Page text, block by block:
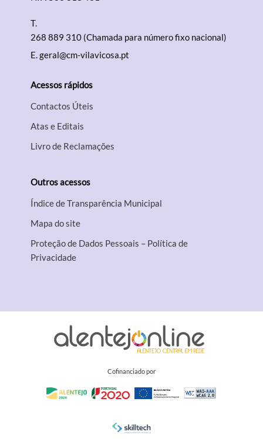
T.
268 889 310 (Chamada para número fixo nacional)
E.geral@cm-vilavicosa.pt
Acessos rápidos
Contactos Úteis
Atas e Editais
Livro de Reclamações
Outros acessos
Índice de Transparência Municipal
Mapa do site
Proteção de Dados Pessoais – Política de
Privacidade
Cofinanciado por